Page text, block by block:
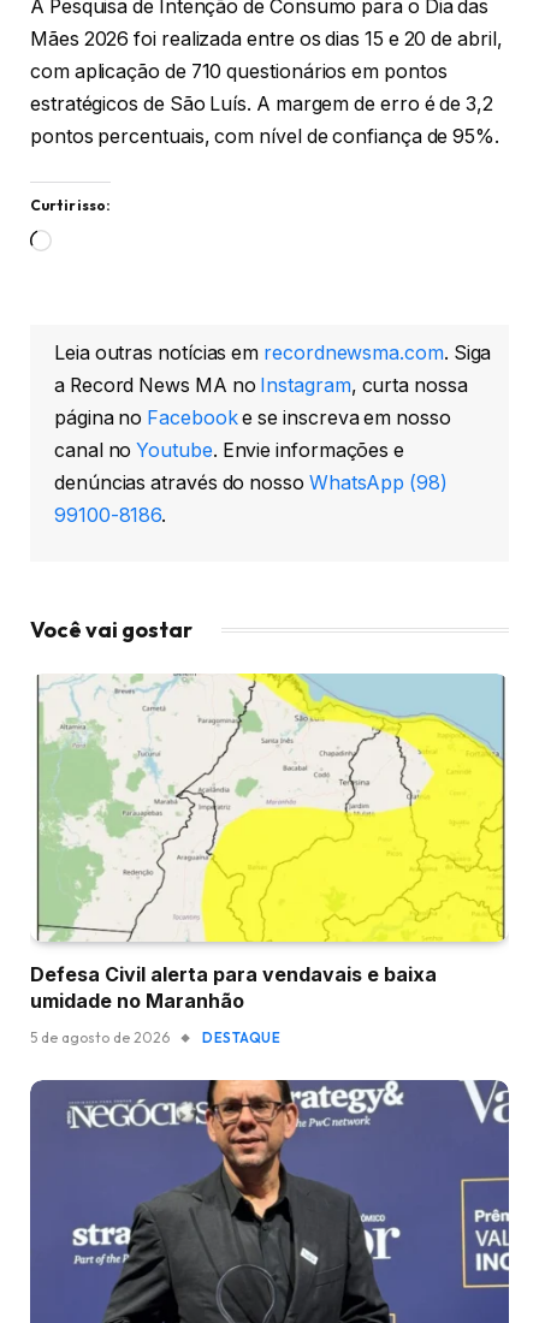
A Pesquisa de Intenção de Consumo para o Dia das
Mães 2026 foi realizada entre os dias 15 e 20 de abril,
com aplicação de 710 questionários em pontos
estratégicos de São Luís. A margem de erro é de 3,2
pontos percentuais, com nível de confiança de 95%.
Curtir isso:
Carregando...
Leia outras notícias em recordnewsma.com. Siga
a Record News MA no Instagram, curta nossa
página no Facebooke se inscreva em nosso
canal noYoutube. Envie informações e
denúncias através do nosso WhatsApp (98)
99100-8186.
Você vai gostar
Defesa Civil alerta para vendavais e baixa
umidade no Maranhão
5 de agosto de 2026 DESTAQUE